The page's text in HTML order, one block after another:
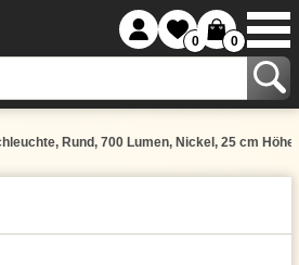
0 0
Rund, 700 Lumen, Nickel, 25 cm Höhe